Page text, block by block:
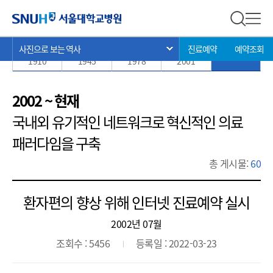
전체 검
재
위
사진으로 보는 역사 서브 메뉴 목록 열기
진료예약 예약조회
사진으로 보는 역사
1885 ~
1910
1910 ~
1945
1978
1978 ~
2001
2002 ~ 현재
2002 ~ 현재
국내외 유기적인 네트워크로 혁신적인 의료
패러다임을 구축
총 게시물: 60
환자편의 향상 위해 인터넷 진료예약 실시
2002년 07월
조회수 : 5456
등록일 : 2022-03-23